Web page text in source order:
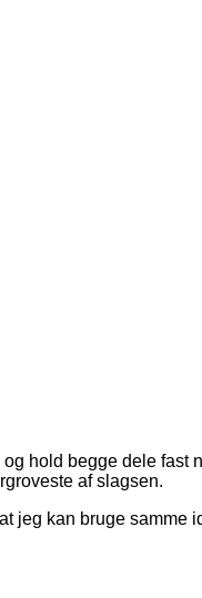
hold begge dele
af slagsen.
jeg kan bruge